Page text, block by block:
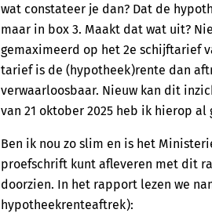
wat constateer je dan? Dat de
maar in box 3. Maakt dat wat uit?
gemaximeerd op het 2e schijftarief
tarief is de (hypotheek)rente dan
verwaarloosbaar. Nieuw kan dit
van 21 oktober 2025 heb ik hierop al
Ben ik nou zo slim en is het
proefschrift kunt afleveren met dit
doorzien. In het rapport lezen we
hypotheekrenteaftrek):